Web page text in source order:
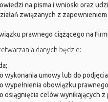
na pisma i wnioski oraz
związanych z
prawnego ciążącego na
danych będzie:
wykonania umowy lub do
wypełnienia obowiązku
osiągnięcia celów wynikających